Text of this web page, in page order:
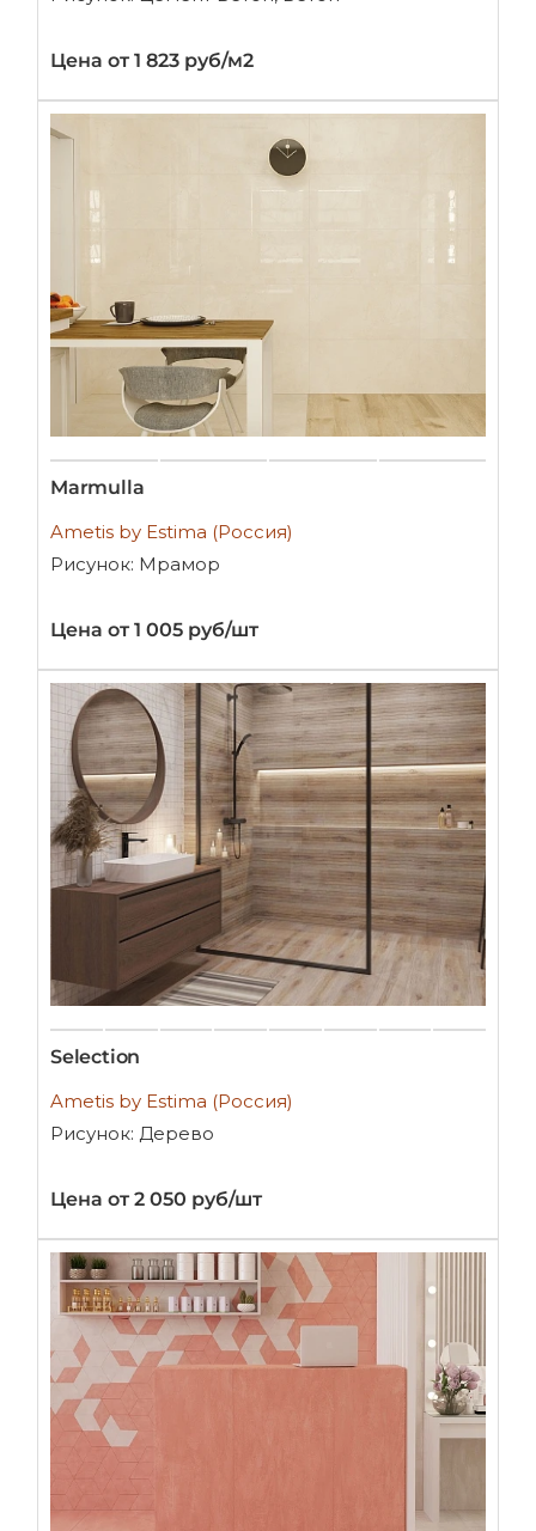
Цена от 1 823 руб/м2
Marmulla
Ametis by Estima (Россия)
Рисунок: Мрамор
Цена от 1 005 руб/шт
Selection
Ametis by Estima (Россия)
Рисунок: Дерево
Цена от 2 050 руб/шт